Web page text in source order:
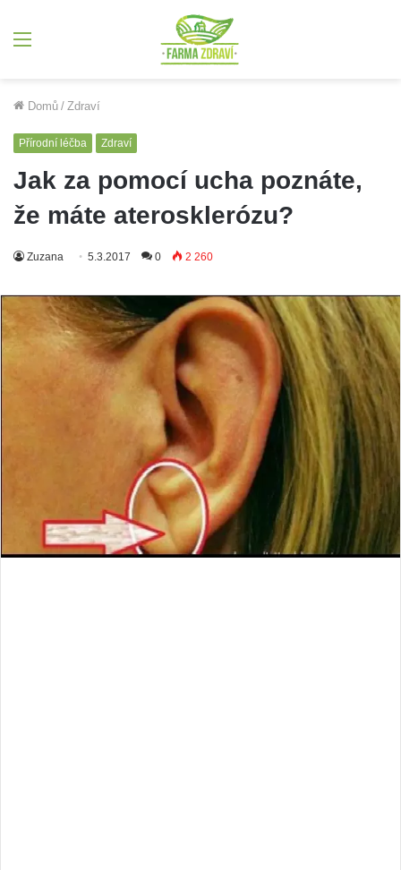
Domů / Zdraví
Přírodní léčba Zdraví
Jak za pomocí ucha poznáte,
že máte aterosklerózu?
Zuzana 5.3.2017 0 2 260